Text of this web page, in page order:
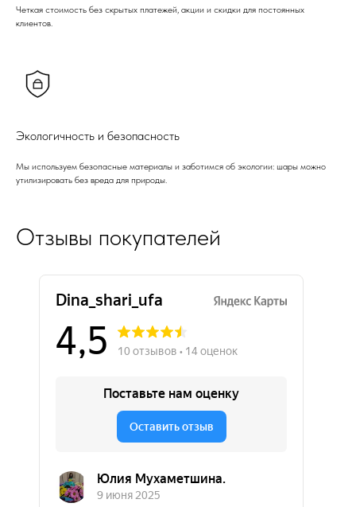
Четкая стоимость без скрытых платежей, акции и скидки для постоянных
клиентов.
Экологичность и безопасность
Мы используем безопасные материалы и заботимся об экологии: шары можно
утилизировать без вреда для природы.
Отзывы покупателей